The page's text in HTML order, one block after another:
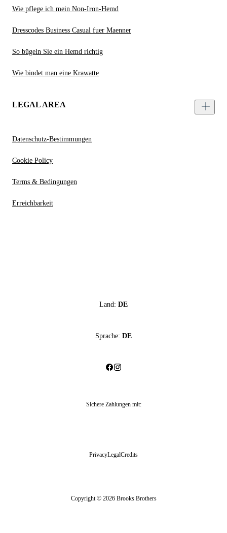
Wie pflege ich mein Non-Iron-Hemd
Dresscodes Business Casual fuer Maenner
So bügeln Sie ein Hemd richtig
Wie bindet man eine Krawatte
LEGAL AREA
Datenschutz-Bestimmungen
Cookie Policy
Terms & Bedingungen
Erreichbarkeit
Land: DE
Sprache: DE
Sichere Zahlungen mit:
PrivacyLegalCredits
Copyright © 2026 Brooks Brothers